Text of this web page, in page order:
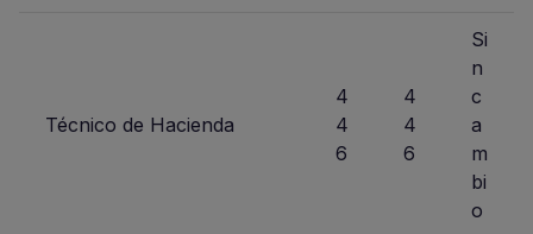
Técnico de Hacienda
4
4
6
4
4
6
Si
n
c
a
m
bi
o